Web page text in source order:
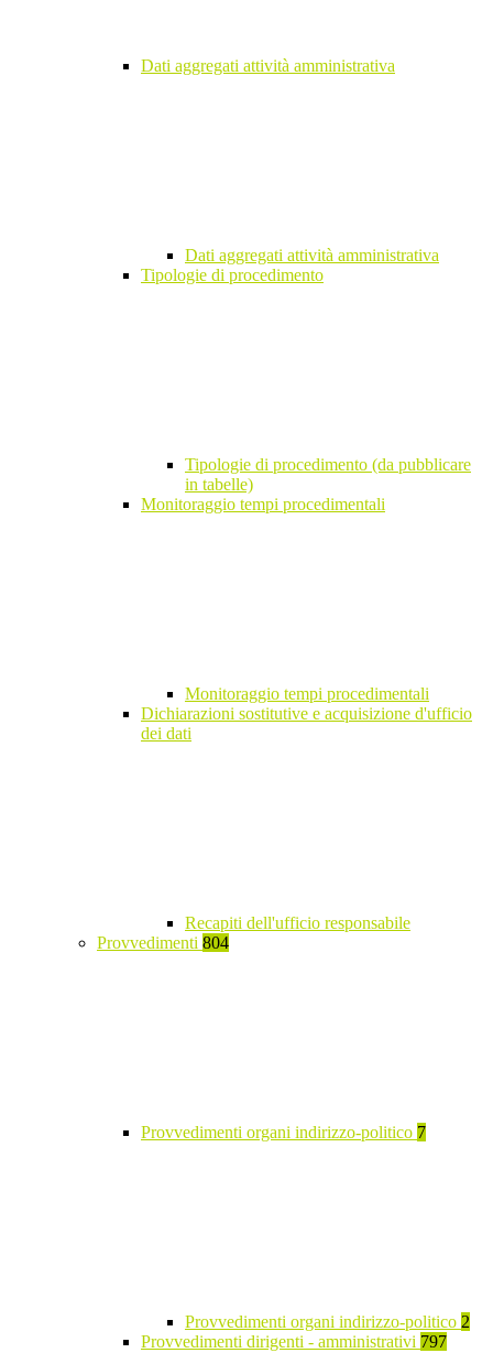
Dati aggregati attività amministrativa
Dati aggregati attività amministrativa
Tipologie di procedimento
Tipologie di procedimento (da pubblicare
in tabelle)
Monitoraggio tempi procedimentali
Monitoraggio tempi procedimentali
Dichiarazioni sostitutive e acquisizione d'ufficio
dei dati
Recapiti dell'ufficio responsabile
Provvedimenti 804
Provvedimenti organi indirizzo-politico 7
Provvedimenti organi indirizzo-politico 2
Provvedimenti dirigenti - amministrativi 797